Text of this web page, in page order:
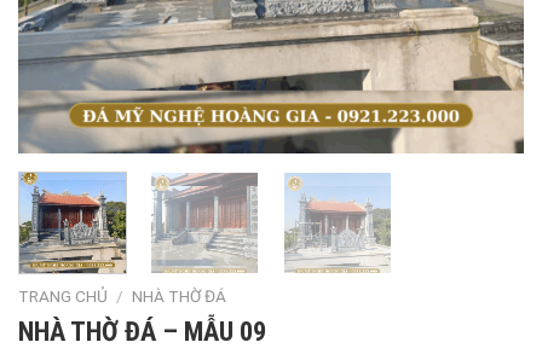
TRANG CHỦ / NHÀ THỜ ĐÁ
NHÀ THỜ ĐÁ – MẪU 09